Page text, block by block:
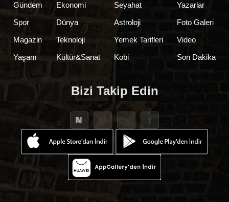
Gündem
Spor
Magazin
Yaşam
Ekonomi
Dünya
Teknoloji
Kültür&Sanat
Seyahat
Astroloji
Yemek Tarifleri
Kobi
Yazarlar
Foto Galeri
Video
Son Dakika
Bizi Takip Edin